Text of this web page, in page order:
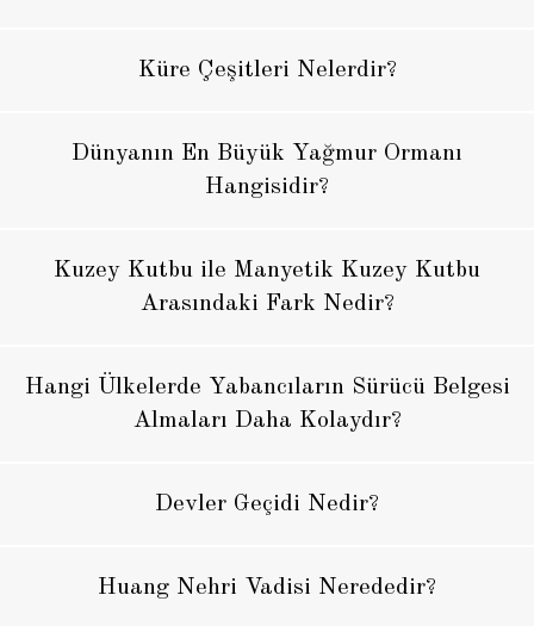
Küre Çeşitleri Nelerdir?
Dünyanın En Büyük Yağmur Ormanı
Hangisidir?
Kuzey Kutbu ile Manyetik Kuzey Kutbu
Arasındaki Fark Nedir?
Hangi Ülkelerde Yabancıların Sürücü Belgesi
Almaları Daha Kolaydır?
Devler Geçidi Nedir?
Huang Nehri Vadisi Nerededir?